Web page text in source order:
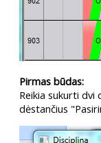
Pirmas būdas:
Reikia sukurti
dėstančius